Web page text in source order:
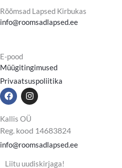
Rõõmsad Lapsed Kirbukas
info@roomsadlapsed.ee
E-pood
Müügitingimused
Privaatsuspoliitika
F
a
c
e
b
o
o
k
I
n
s
t
a
g
r
a
m
Kallis OÜ
Reg. kood 14683824
info@roomsadlapsed.ee
Liitu uudiskirjaga!